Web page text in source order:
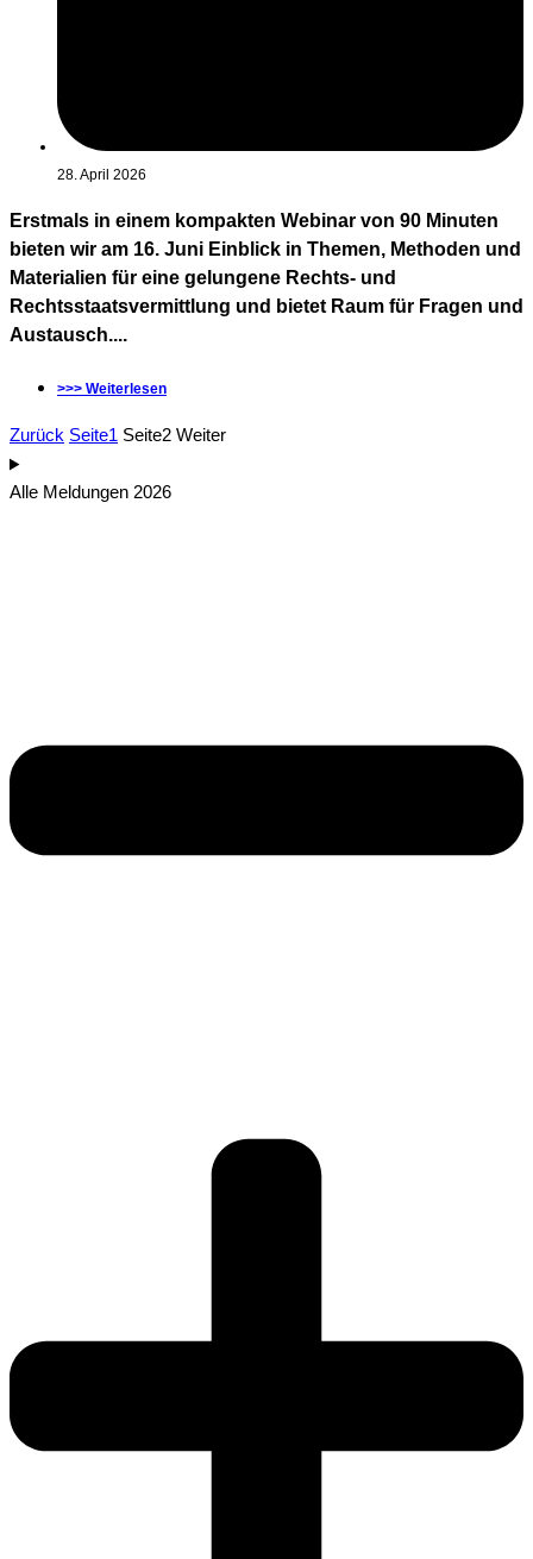
28. April 2026
Erstmals in einem kompakten Webinar von 90 Minuten
bieten wir am 16. Juni Einblick in Themen, Methoden und
Materialien für eine gelungene Rechts- und
Rechtsstaatsvermittlung und bietet Raum für Fragen und
Austausch....
>>> Weiterlesen
Zurück Seite1 Seite2 Weiter
Alle Meldungen 2026